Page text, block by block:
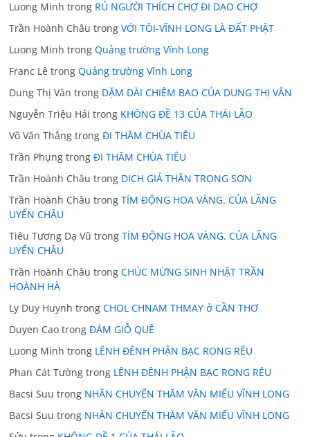
Luong Minh trong RỦ NGƯỜI THÍCH CHỢ ĐI DẠO CHỢ
Trần Hoành Châu trongVỚI TÔI-VĨNH LONG LÀ ĐẤT PHẬT
Luong Minh trongQuảng trường Vĩnh Long
Franc Lê trongQuảng trường Vĩnh Long
Dung Thị Vân trong DẶM DÀI CHIÊM BAO CỦA DUNG THỊ VÂN
Nguyễn Triệu Hải trong KHÔNG ĐỀ 13 CỦA THÁI LÃO
Võ Văn Thắng trongĐI THĂM CHÙA TIÊU
Trần Phụng trongĐI THĂM CHÙA TIÊU
Trần Hoành Châu trong DICH GIẢ THÂN TRỌNG SƠN
Trần Hoành Châu trongTÍM ĐỘNG HOA VÀNG. CỦA LÃNG
UYỂN CHÂU
Tiêu Tương Dạ Vũ trongTÍM ĐỘNG HOA VÀNG. CỦA LÃNG
UYỂN CHÂU
Trần Hoành Châu trongCHÚC MỪNG SINH NHẬT TRẦN
HOÀNH HÀ
Ly Duy Huynh trongCHOL CHNAM THMAY ở CẦN THƠ
Duyen Cao trongĐÁM GIỖ QUÊ
Luong Minh trong LÊNH ĐÊNH PHẬN BẠC RONG RÊU
Phan Cát Tường trong LÊNH ĐÊNH PHẬN BẠC RONG RÊU
Bacsi Suu trong NHÂN CHUYẾN THĂM VĂN MIẾU VĨNH LONG
Bacsi Suu trong NHÂN CHUYẾN THĂM VĂN MIẾU VĨNH LONG